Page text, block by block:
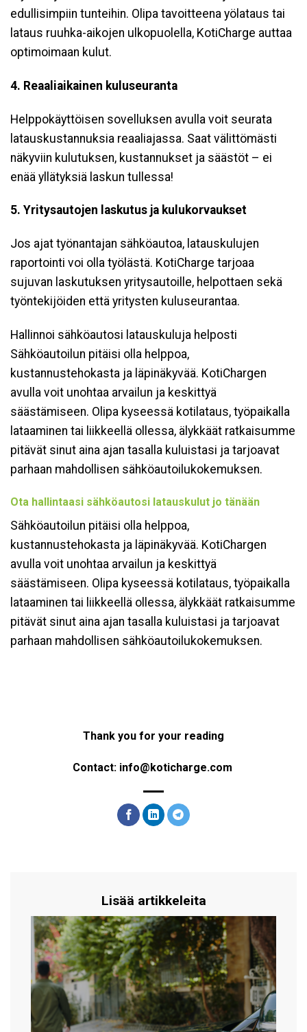
edullisimpiin tunteihin. Olipa tavoitteena yölataus tai
lataus ruuhka-aikojen ulkopuolella, KotiCharge auttaa
optimoimaan kulut.
4. Reaaliaikainen kuluseuranta
Helppokäyttöisen sovelluksen avulla voit seurata
latauskustannuksia reaaliajassa. Saat välittömästi
näkyviin kulutuksen, kustannukset ja säästöt – ei
enää yllätyksiä laskun tullessa!
5. Yritysautojen laskutus ja kulukorvaukset
Jos ajat työnantajan sähköautoa, latauskulujen
raportointi voi olla työlästä. KotiCharge tarjoaa
sujuvan laskutuksen yritysautoille, helpottaen sekä
työntekijöiden että yritysten kuluseurantaa.
Hallinnoi sähköautosi latauskuluja helposti
Sähköautoilun pitäisi olla helppoa,
kustannustehokasta ja läpinäkyvää. KotiChargen
avulla voit unohtaa arvailun ja keskittyä
säästämiseen. Olipa kyseessä kotilataus, työpaikalla
lataaminen tai liikkeellä ollessa, älykkäät ratkaisumme
pitävät sinut aina ajan tasalla kuluistasi ja tarjoavat
parhaan mahdollisen sähköautoilukokemuksen.
Ota hallintaasi sähköautosi latauskulut jo tänään
Sähköautoilun pitäisi olla helppoa,
kustannustehokasta ja läpinäkyvää. KotiChargen
avulla voit unohtaa arvailun ja keskittyä
säästämiseen. Olipa kyseessä kotilataus, työpaikalla
lataaminen tai liikkeellä ollessa, älykkäät ratkaisumme
pitävät sinut aina ajan tasalla kuluistasi ja tarjoavat
parhaan mahdollisen sähköautoilukokemuksen.
Thank you for your reading
Contact: info@koticharge.com
Lisää artikkeleita